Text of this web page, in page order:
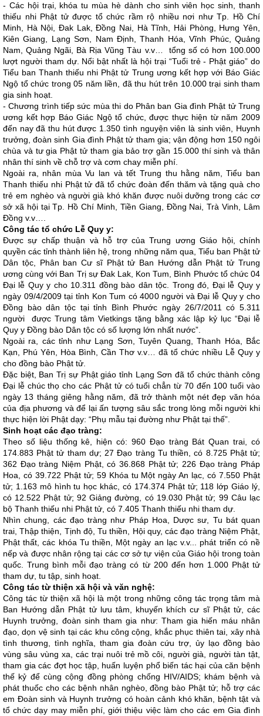
- Các hội trại, khóa tu mùa hè dành cho sinh viên học sinh, thanh
thiếu nhi Phật tử được tổ chức rầm rộ nhiều nơi như Tp. Hồ Chí
Minh, Hà Nội, Đak Lak, Đồng Nai, Hà Tĩnh, Hải Phòng, Hưng Yên,
Kiên Giang, Lạng Sơn, Nam Định, Thanh Hóa, Vĩnh Phúc, Quảng
Nam, Quảng Ngãi, Bà Rịa Vũng Tàu v.v… tổng số có hơn 100.000
lượt người tham dự. Nổi bật nhất là hội trại “Tuổi trẻ - Phật giáo” do
Tiểu ban Thanh thiếu nhi Phật tử Trung ương kết hợp với Báo Giác
Ngộ tổ chức trong 05 năm liền, đã thu hút trên 10.000 trại sinh tham
gia sinh hoạt.
- Chương trình tiếp sức mùa thi do Phân ban Gia đình Phật tử Trung
ương kết hợp Báo Giác Ngộ tổ chức, được thực hiện từ năm 2009
đến nay đã thu hút được 1.350 tình nguyện viên là sinh viên, Huynh
trưởng, đoàn sinh Gia đình Phật tử tham gia; vận động hơn 150 ngôi
chùa và tư gia Phật tử tham gia bảo trợ gần 15.000 thí sinh và thân
nhân thí sinh về chỗ trợ và cơm chay miễn phí.
Ngoài ra, nhân mùa Vu lan và tết Trung thu hằng năm, Tiểu ban
Thanh thiếu nhi Phật tử đã tổ chức đoàn đến thăm và tặng quà cho
trẻ em nghèo và người già khó khăn được nuôi dưỡng trong các cơ
sở xã hội tại Tp. Hồ Chí Minh, Tiền Giang, Đồng Nai, Trà Vinh, Lâm
Đồng v.v….
Công tác tổ chức Lễ Quy y:
Được sự chấp thuận và hỗ trợ của Trung ương Giáo hội, chính
quyền các tỉnh thành liên hệ, trong những năm qua, Tiểu ban Phật tử
Dân tộc, Phân ban Cư sĩ Phật tử Ban Hướng dẫn Phật tử Trung
ương cùng với Ban Trị sự Đak Lak, Kon Tum, Bình Phước tổ chức 04
Đại lễ Quy y cho 10.311 đồng bào dân tộc. Trong đó, Đại lễ Quy y
ngày 09/4/2009 tại tỉnh Kon Tum có 4000 người và Đại lễ Quy y cho
Đồng bào dân tộc tại tỉnh Bình Phước ngày 26/7/2011 có 5.311
người được Trung tâm Vietkings tặng bằng xác lập kỷ lục “Đại lễ
Quy y Đồng bào Dân tộc có số lượng lớn nhất nước”.
Ngoài ra, các tỉnh như Lạng Sơn, Tuyên Quang, Thanh Hóa, Bắc
Kạn, Phú Yên, Hòa Bình, Cần Thơ v.v… đã tổ chức nhiều Lễ Quy y
cho đồng bào Phật tử.
Đặc biệt, Ban Trị sự Phật giáo tỉnh Lạng Sơn đã tổ chức thành công
Đại lễ chúc thọ cho các Phật tử có tuổi chẳn từ 70 đến 100 tuổi vào
ngày 13 tháng giêng hằng năm, đã trở thành một nét đẹp văn hóa
của địa phương và để lại ấn tượng sâu sắc trong lòng mỗi người khi
thực hiện lời Phật dạy: “Phụ mẫu tại đường như Phật tại thế”.
Sinh hoạt các đạo tràng:
Theo số liệu thống kê, hiện có: 960 Đạo tràng Bát Quan trai, có
174.883 Phật tử tham dự; 27 Đạo tràng Tu thiền, có 8.725 Phật tử;
362 Đạo tràng Niệm Phật, có 36.868 Phật tử; 226 Đạo tràng Pháp
Hoa, có 39.722 Phật tử; 59 Khóa tu Một ngày An lạc, có 7.550 Phật
tử; 1.163 mô hình tu học khác, có 174.374 Phật tử; 118 lớp Giáo lý,
có 12.522 Phật tử; 92 Giảng đường, có 19.030 Phật tử; 99 Câu lạc
bộ Thanh thiếu nhi Phật tử, có 7.405 Thanh thiếu nhi tham dự.
Nhìn chung, các đạo tràng như Pháp Hoa, Dược sư, Tu bát quan
trai, Thập thiện, Tịnh độ, Tu thiền, Hội quy, các đạo tràng Niệm Phật,
Phật thất, các khóa Tu thiền, Một ngày an lạc v.v... phát triển có nề
nếp và được nhân rộng tại các cơ sở tự viện của Giáo hội trong toàn
quốc. Trung bình mỗi đạo tràng có từ 200 đến hơn 1.000 Phật tử
tham dự, tu tập, sinh hoạt.
Công tác từ thiện xã hội và văn nghệ:
Công tác từ thiện xã hội là một trong những công tác trọng tâm mà
Ban Hướng dẫn Phật tử lưu tâm, khuyến khích cư sĩ Phật tử, các
Huynh trưởng, đoàn sinh tham gia như: Tham gia hiến máu nhân
đạo, dọn vệ sinh tại các khu công cộng, khắc phục thiên tai, xây nhà
tình thương, tình nghĩa, tham gia đoàn cứu trợ, ủy lạo đồng bào
vùng sâu vùng xa, các trại nuôi trẻ mồ côi, người già, người tàn tật,
tham gia các đợt học tập, huấn luyện phổ biến tác hại của căn bệnh
thế kỷ để cùng cộng đồng phòng chống HIV/AIDS; khám bệnh và
phát thuốc cho các bệnh nhân nghèo, đồng bào Phật tử; hỗ trợ các
em Đoàn sinh và Huynh trưởng có hoàn cảnh khó khăn, bệnh tật và
tổ chức dạy may miễn phí, giới thiệu việc làm cho các em Gia đình